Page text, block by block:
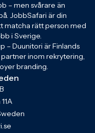
– men svårare än
JobbSafari är din
matcha rätt person med
i Sverige.
– Duunitori är Finlands
inom rekrytering,
branding.